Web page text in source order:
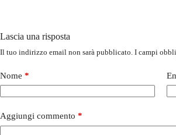
Lascia una risposta
Il tuo indirizzo email non sarà pubblicato. I campi
Nome *
Aggiungi commento *